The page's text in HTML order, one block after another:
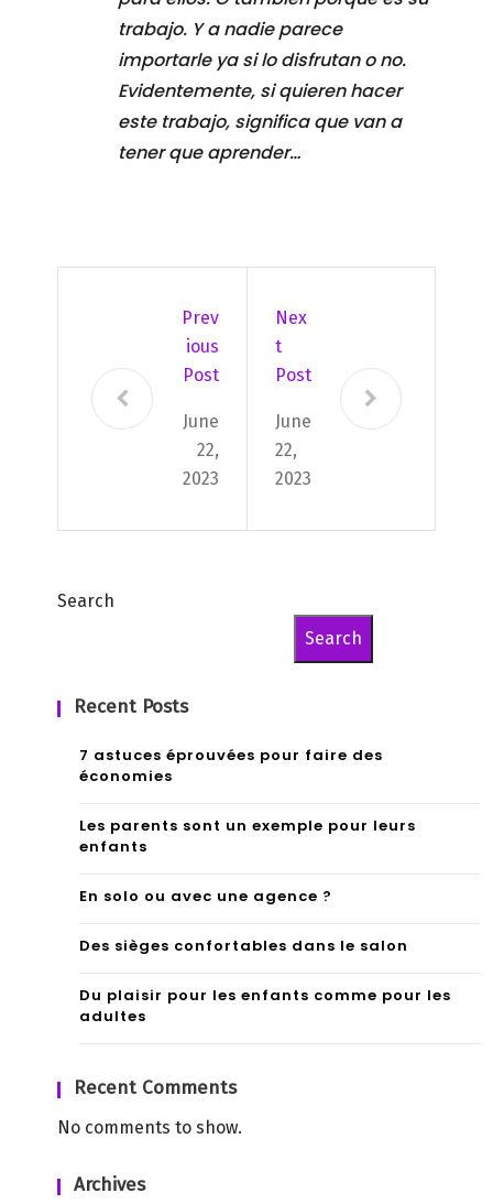
trabajo. Y a nadie parece
importarle ya si lo disfrutan o no.
Evidentemente, si quieren hacer
este trabajo, significa que van a
tener que aprender…
Prev
Ious
Post
June
22,
2023
Nex
T
Post
June
22,
2023
Search
Search
Recent Posts
7 astuces éprouvées pour faire des
économies
Les parents sont un exemple pour leurs
enfants
En solo ou avec une agence ?
Des sièges confortables dans le salon
Du plaisir pour les enfants comme pour les
adultes
Recent Comments
No comments to show.
Archives